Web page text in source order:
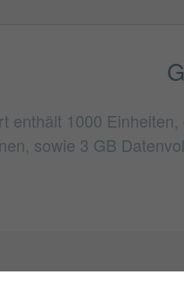
enthält 1000
sowie 3 GB